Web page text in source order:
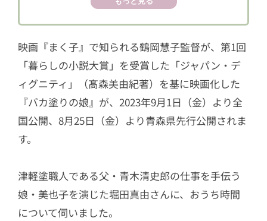
田さんのおうち時間を深堀り！
映画『まく子』で知られる鶴岡慧子監督が、第1回
「暮らしの小説大賞」を受賞した「ジャパン・デ
ィグニティ」（髙森美由紀著）を基に映画化した
『バカ塗りの娘』が、2023年9月1日（金）より全
国公開、8月25日（金）より青森県先行公開されま
す。
津軽塗職人である父・青木清史郎の仕事を手伝う
娘・美也子を演じた堀田真由さんに、おうち時間
について伺いました。